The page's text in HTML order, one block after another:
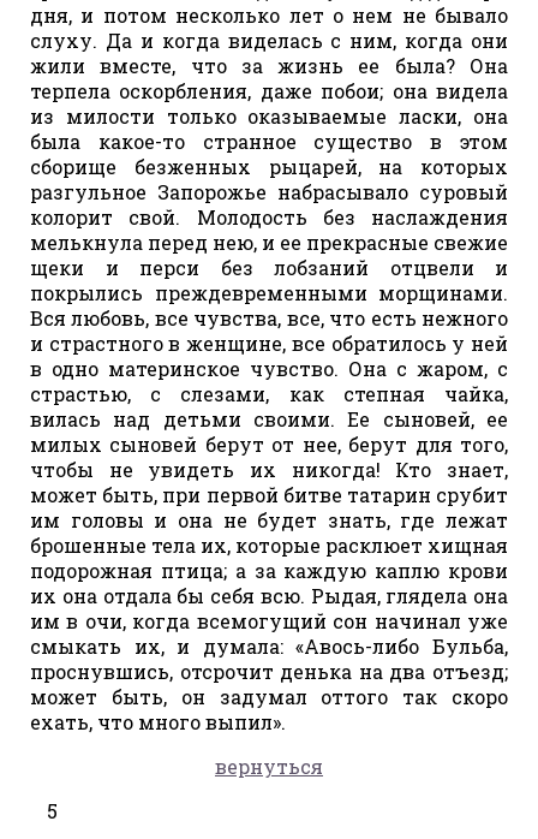
дня, и потом несколько лет о нем не бывало
слуху. Да и когда виделась с ним, когда они
жили вместе, что за жизнь ее была? Она
терпела оскорбления, даже побои; она видела
из милости только оказываемые ласки, она
была какое-то странное существо в этом
сборище безженных рыцарей, на которых
разгульное Запорожье набрасывало суровый
колорит свой. Молодость без наслаждения
мелькнула перед нею, и ее прекрасные свежие
щеки и перси без лобзаний отцвели и
покрылись преждевременными морщинами.
Вся любовь, все чувства, все, что есть нежного
и страстного в женщине, все обратилось у ней
в одно материнское чувство. Она с жаром, с
страстью, с слезами, как степная чайка,
вилась над детьми своими. Ее сыновей, ее
милых сыновей берут от нее, берут для того,
чтобы не увидеть их никогда! Кто знает,
может быть, при первой битве татарин срубит
им головы и она не будет знать, где лежат
брошенные тела их, которые расклюет хищная
подорожная птица; а за каждую каплю крови
их она отдала бы себя всю. Рыдая, глядела она
им в очи, когда всемогущий сон начинал уже
смыкать их, и думала: «Авось-либо Бульба,
проснувшись, отсрочит денька на два отъезд;
может быть, он задумал оттого так скоро
ехать, что много выпил».
вернуться
5